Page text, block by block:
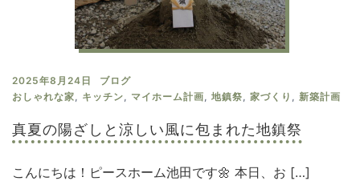
2025年8月24日
ブログ
おしゃれな家, キッチン, マイホーム計画, 地鎮祭, 家づくり , 新築計画
真夏の陽ざしと涼しい風に包まれた地鎮祭
こんにちは！ピースホーム池田です🌼 本日、お […]